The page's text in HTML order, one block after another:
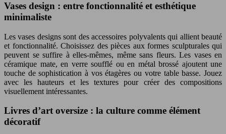
Vases design : entre fonctionnalité et esthétique
minimaliste
Les vases designs sont des accessoires polyvalents qui allient beauté
et fonctionnalité. Choisissez des pièces aux formes sculpturales qui
peuvent se suffire à elles-mêmes, même sans fleurs. Les vases en
céramique mate, en verre soufflé ou en métal brossé ajoutent une
touche de sophistication à vos étagères ou votre table basse. Jouez
avec les hauteurs et les textures pour créer des compositions
visuellement intéressantes.
Livres d’art oversize : la culture comme élément
décoratif